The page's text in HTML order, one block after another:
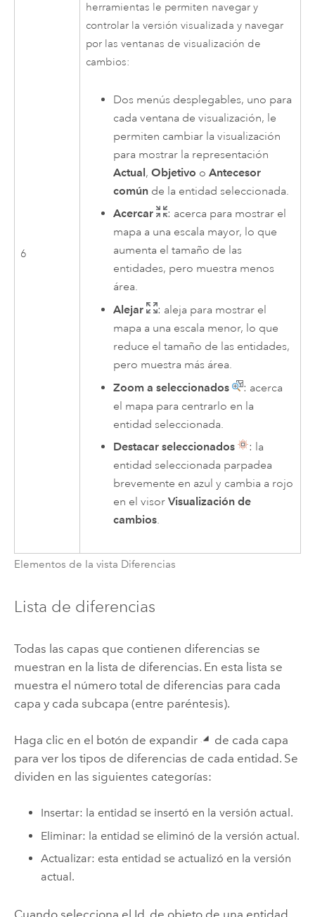
6
herramientas le permiten navegar y
controlar la versión visualizada y navegar
por las ventanas de visualización de
cambios:
Dos menús desplegables, uno para
cada ventana de visualización, le
permiten cambiar la visualización
para mostrar la representación
Actual,Objetivo oAntecesor
común de la entidad seleccionada.
Acercar
: acerca para mostrar el
mapa a una escala mayor, lo que
aumenta el tamaño de las
entidades, pero muestra menos
área.
Alejar
: aleja para mostrar el
mapa a una escala menor, lo que
reduce el tamaño de las entidades,
pero muestra más área.
Zoom a seleccionados
: acerca
el mapa para centrarlo en la
entidad seleccionada.
Destacar seleccionados
: la
entidad seleccionada parpadea
brevemente en azul y cambia a rojo
en el visorVisualización de
cambios.
Elementos de la vista Diferencias
Lista de diferencias
Todas las capas que contienen diferencias se
muestran en la lista de diferencias. En esta lista se
muestra el número total de diferencias para cada
capa y cada subcapa (entre paréntesis).
Haga clic en el botón de expandir
de cada capa
para ver los tipos de diferencias de cada entidad. Se
dividen en las siguientes categorías:
Insertar: la entidad se insertó en la versión actual.
Eliminar: la entidad se eliminó de la versión actual.
Actualizar: esta entidad se actualizó en la versión
actual.
Cuando selecciona el Id. de objeto de una entidad